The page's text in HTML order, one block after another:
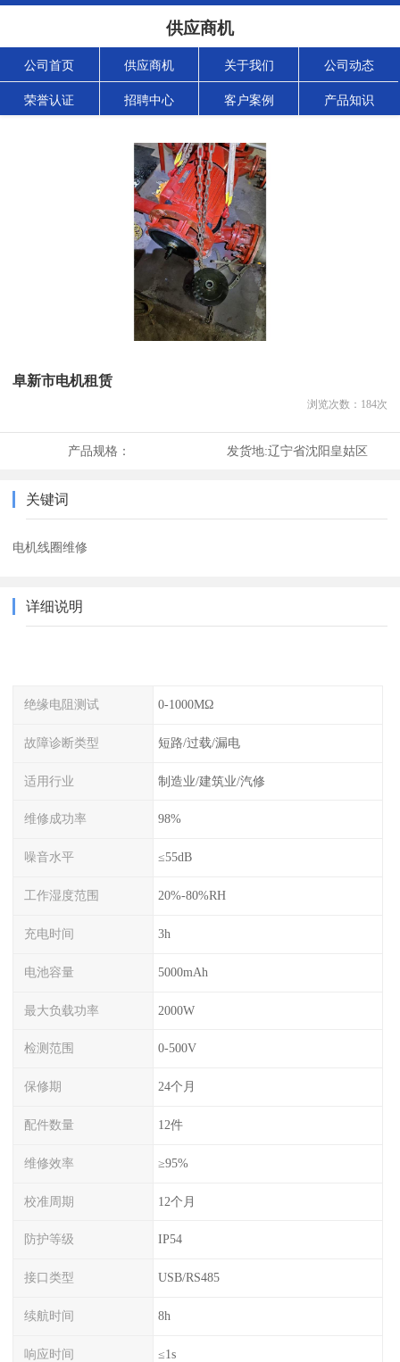
供应商机
公司首页 供应商机 关于我们 公司动态
荣誉认证 招聘中心 客户案例 产品知识
阜新市电机租赁
浏览次数： 184次
产品规格： 发货地:辽宁省沈阳皇姑区
关键词
电机线圈维修
详细说明
绝缘电阻测试 0-1000MΩ
故障诊断类型 短路/过载/漏电
适用行业 制造业/建筑业/汽修
维修成功率 98%
噪音水平 ≤55dB
工作湿度范围 20%-80%RH
充电时间 3h
电池容量 5000mAh
最大负载功率 2000W
检测范围 0-500V
保修期 24个月
配件数量 12件
维修效率 ≥95%
校准周期 12个月
防护等级 IP54
接口类型 USB/RS485
续航时间 8h
响应时间 ≤1s